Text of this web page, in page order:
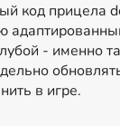
код прицела
- именно
в игре.